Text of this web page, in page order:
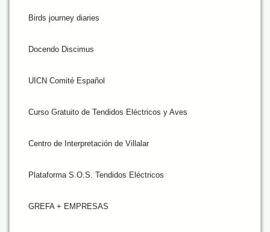
Birds journey diaries
Docendo Discimus
UICN Comité Español
Curso Gratuito de Tendidos Eléctricos y Aves
Centro de Interpretación de Villalar
Plataforma S.O.S. Tendidos Eléctricos
GREFA + EMPRESAS